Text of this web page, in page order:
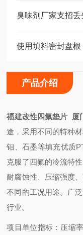
臭味剂厂家支招
使用填料密封盘
产品介绍
福建改性四氟垫片 厦
途，采用不同的特种
钼、石墨等填充优质
克服了四氟的冷流特
耐腐蚀性、压缩强度
不同的工况用途。广
行业。
项目单位指标：压缩